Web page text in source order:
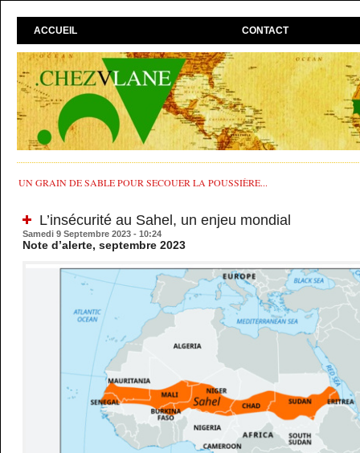
ACCUEIL CONTACT
UN GRAIN DE SABLE POUR SECOUER LA POUSSIÈRE...
L’insécurité au Sahel, un enjeu mondial
Samedi 9 Septembre 2023 - 10:24
Note d’alerte, septembre 2023